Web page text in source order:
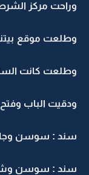
وراحت مركز
وطلعت موقع
وطلعت كانت الساعه 4
ودقيت الباب
سند : سوسن وجا
سند : سوسن وش